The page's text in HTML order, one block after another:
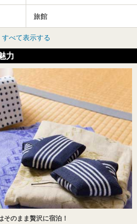
旅館
すべて表示する
力
そのまま贅沢に宿泊！